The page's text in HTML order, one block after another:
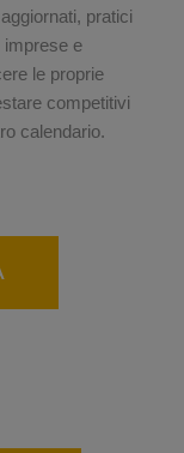
pratici
imprese e
le proprie
competitivi
calendario.